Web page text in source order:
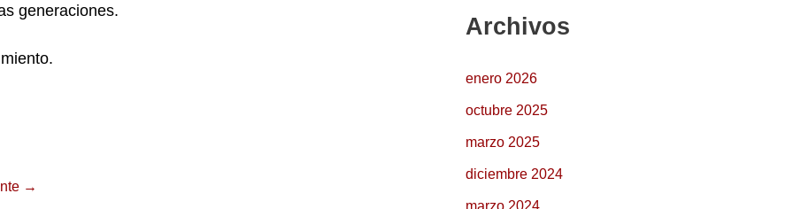
generaciones.
→
Archivos
enero 2026
octubre 2025
marzo 2025
diciembre 2024